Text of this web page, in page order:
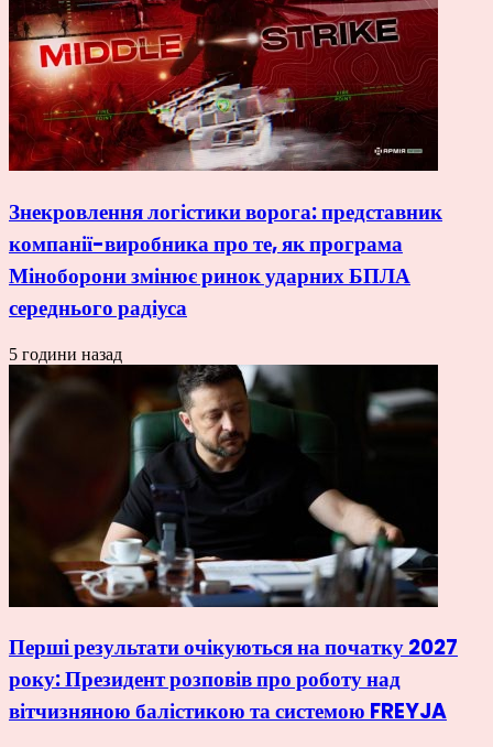
Знекровлення логістики ворога: представник
компанії-виробника про те, як програма
Міноборони змінює ринок ударних БПЛА
середнього радіуса
5 години назад
Перші результати очікуються на початку 2027
року: Президент розповів про роботу над
вітчизняною балістикою та системою FREYJA